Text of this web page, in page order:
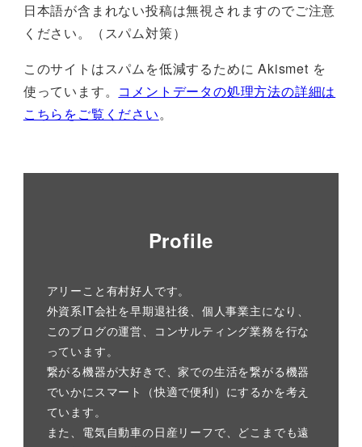
日本語が含まれない投稿は無視されますのでご注意
ください。（スパム対策）
このサイトはスパムを低減するために Akismet を
使っています。 コメントデータの処理方法の詳細は
こちらをご覧ください。
Profile
アリーこと有村好人です。
外資系IT会社を早期退社後、個人事業主になり、
このブログの運営、コンサルティング業務を行な
っています。
繋がる機器が大好きで、家での生活を繋がる機器
でいかにスマート（快適で便利）にするかを考え
ています。
また、電気自動車の日産リーフで、どこまでも遠